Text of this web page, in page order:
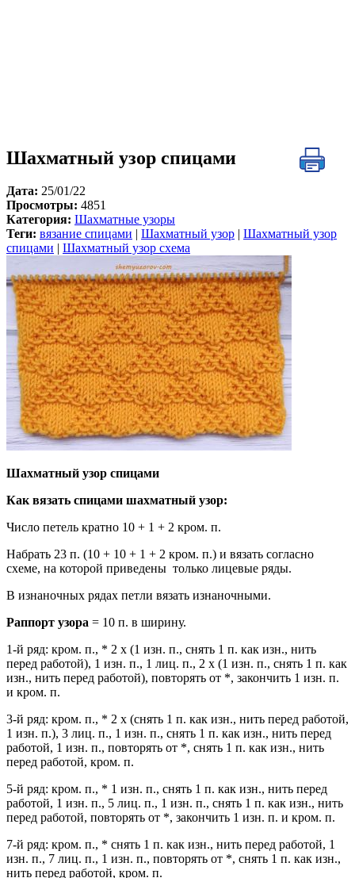
Шахматный узор спицами
Дата: 25/01/22
Просмотры: 4851
Категория: Шахматные узоры
Теги: вязание спицами Шахматный узор
Шахматный узор
спицами
Шахматный узор схема
Шахматный узор спицами
Как вязать спицами шахматный узор:
Число петель кратно 10 + 1 + 2 кром. п.
Набрать 23 п. (10 + 10 + 1 + 2 кром. п.) и вязать согласно
схеме, на которой приведены только лицевые ряды.
В изнаночных рядах петли вязать изнаночными.
Раппорт узора = 10 п. в ширину.
1-й ряд: кром. п., * 2 х (1 изн. п., снять 1 п. как изн., нить
перед работой), 1 изн. п., 1 лиц. п., 2 х (1 изн. п., снять 1 п. как
изн., нить перед работой), повторять от *, закончить 1 изн. п.
и кром. п.
3-й ряд: кром. п., * 2 х (снять 1 п. как изн., нить перед работой,
1 изн. п.), 3 лиц. п., 1 изн. п., снять 1 п. как изн., нить перед
работой, 1 изн. п., повторять от *, снять 1 п. как изн., нить
перед работой, кром. п.
5-й ряд: кром. п., * 1 изн. п., снять 1 п. как изн., нить перед
работой, 1 изн. п., 5 лиц. п., 1 изн. п., снять 1 п. как изн., нить
перед работой, повторять от *, закончить 1 изн. п. и кром. п.
7-й ряд: кром. п., * снять 1 п. как изн., нить перед работой, 1
изн. п., 7 лиц. п., 1 изн. п., повторять от *, снять 1 п. как изн.,
нить перед работой, кром. п.